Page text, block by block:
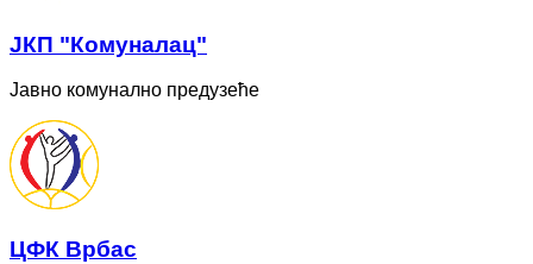
ЈКП "Комуналац"
Јавно комунално предузеће
ЦФК Врбас